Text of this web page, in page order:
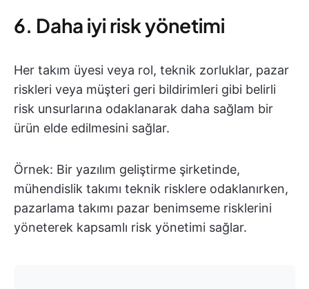
6. Daha iyi risk yönetimi
Her takım üyesi veya rol, teknik zorluklar, pazar
riskleri veya müşteri geri bildirimleri gibi belirli
risk unsurlarına odaklanarak daha sağlam bir
ürün elde edilmesini sağlar.
Örnek: Bir yazılım geliştirme şirketinde,
mühendislik takımı teknik risklere odaklanırken,
pazarlama takımı pazar benimseme risklerini
yöneterek kapsamlı risk yönetimi sağlar.